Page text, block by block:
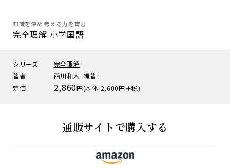
知識を深め 考える力を育む
完全理解 小学国語
シリーズ
完全理解
著者
西川和人 編著
定価
2,860円(本体 2,600円＋税)
通販サイトで購入する